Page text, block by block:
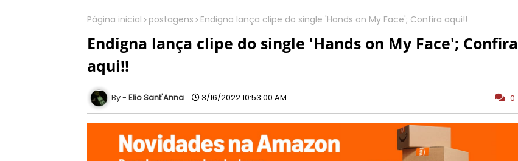
Página inicial postagens Endigna lança clipe do single 'Hands on My Face'; Confira aqui!!
Endigna lança clipe do single 'Hands on My Face'; Confira
aqui!!
Elio Sant'Anna 3/16/2022 10:53:00 AM 0